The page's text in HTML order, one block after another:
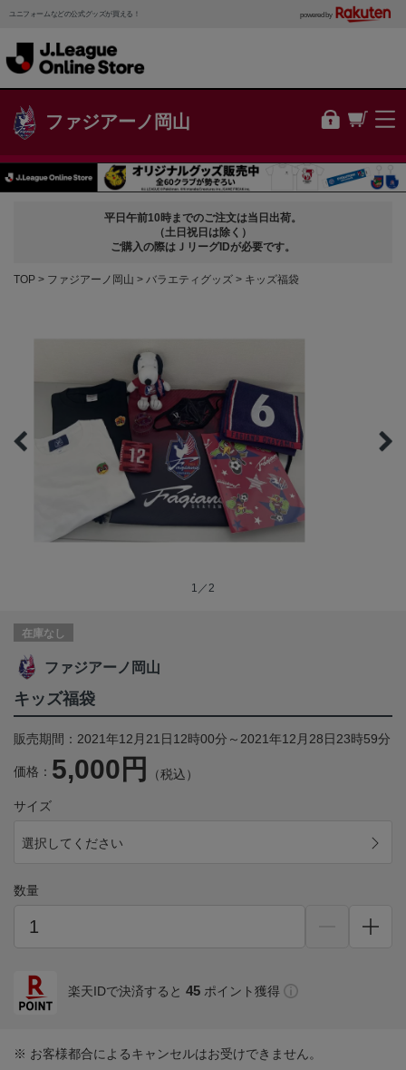
ユニフォームなどの公式グッズが買える！ powered by
ファジアーノ岡山
平日午前10時までのご注文は当日出荷。
（土日祝日は除く）
ご購入の際はＪリーグIDが必要です。
TOP ファジアーノ岡山 バラエティグッズ キッズ福袋
1／2
在庫なし
ファジアーノ岡山
キッズ福袋
販売期間：2021年12月21日12時00分～2021年12月28日23時59分
価格： 5,000円 （税込）
サイズ
選択してください
数量
楽天IDで決済すると 45 ポイント獲得
※ お客様都合によるキャンセルはお受けできません。